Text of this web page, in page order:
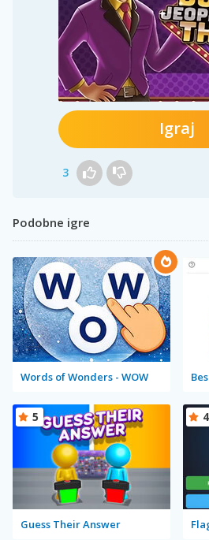
Igraj
3
Podobne igre
Words of Wonders - WOW
Guess Their Answer
5